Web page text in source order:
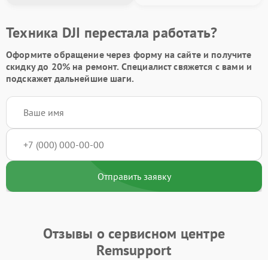
Техника DJI перестала работать?
Оформите обращение через форму на сайте и получите
скидку до 20%на ремонт. Специалист свяжется с вами и
подскажет дальнейшие шаги.
Отправить заявку
Отзывы о сервисном центре
Remsupport